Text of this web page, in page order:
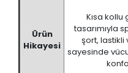
Ürün
Hikayesi
Kısa
tasarımıyla
şort, lastikli
sayesinde